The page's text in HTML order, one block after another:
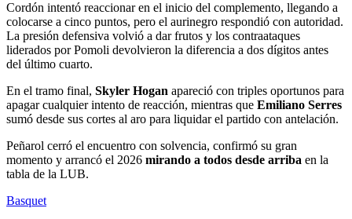
Cordón intentó reaccionar en el inicio del complemento, llegando a
colocarse a cinco puntos, pero el aurinegro respondió con autoridad.
La presión defensiva volvió a dar frutos y los contraataques
liderados por Pomoli devolvieron la diferencia a dos dígitos antes
del último cuarto.
En el tramo final, Skyler Hogan apareció con triples oportunos para
apagar cualquier intento de reacción, mientras que Emiliano Serres
sumó desde sus cortes al aro para liquidar el partido con antelación.
Peñarol cerró el encuentro con solvencia, confirmó su gran
momento y arrancó el 2026 mirando a todos desde arriba en la
tabla de la LUB.
Basquet